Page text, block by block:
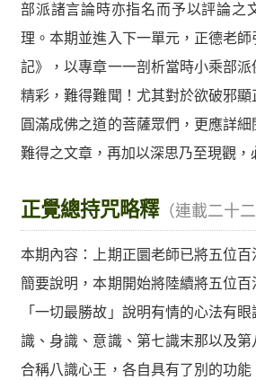
部派諸言論時亦指名而予以評論之
理。本期並進入下一單元，正德老
記》，以專章一一剖析當時小乘部
精彩，難得難聞！尤其對於欲破邪顯
圓滿成佛之道的菩薩眾們，更應詳細
難得之文章，再加以深思乃至現觀，
正覺總持咒略釋（連載二十二
本期內容： 上期正圜老師已將五位
簡要說明，本期開始將陸續將五位百
「一切最勝故」說明有情的心法有
識、身識、意識、第七識末那以及第
合稱八識心王，各自具有了別的功